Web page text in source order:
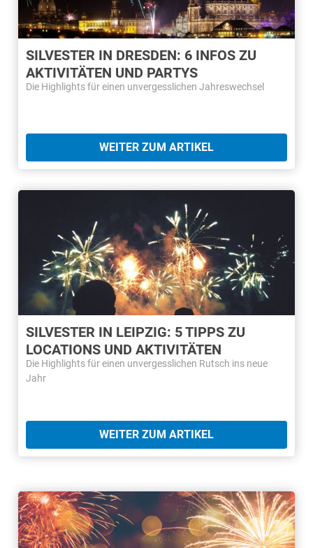
SILVESTER IN DRESDEN: 6 INFOS ZU
AKTIVITÄTEN UND PARTYS
Die Highlights für einen unvergesslichen Jahreswechsel
WEITER ZUM ARTIKEL
SILVESTER IN LEIPZIG: 5 TIPPS ZU
LOCATIONS UND AKTIVITÄTEN
Die Highlights für einen unvergesslichen Rutsch ins neue
Jahr
WEITER ZUM ARTIKEL